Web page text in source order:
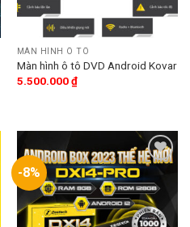
MÀN HÌNH Ô TÔ
Màn hình ô tô DVD Android Kovar
5.500.000₫
-8%
Add
to
wishlist